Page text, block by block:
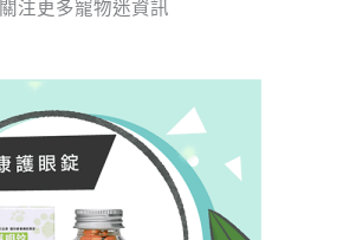
g
r
a
m
s
t
關注更多寵物迷資訊